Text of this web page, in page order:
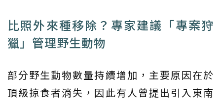
比照外來種移除？專家建議「專案狩
獵」管理野生動物
部分野生動物數量持續增加，主要原因在於
頂級掠食者消失，因此有人曾提出引入東南